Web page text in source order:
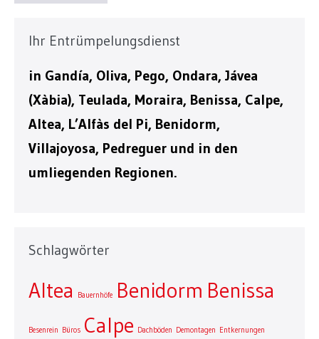
Ihr Entrümpelungsdienst
in Gandía, Oliva, Pego, Ondara, Jávea
(Xàbia), Teulada, Moraira, Benissa, Calpe,
Altea, L’Alfàs del Pi, Benidorm,
Villajoyosa, Pedreguer und in den
umliegenden Regionen.
Schlagwörter
Altea Bauernhöfe Benidorm Benissa
Besenrein Büros Calpe Dachböden Demontagen Entkernungen